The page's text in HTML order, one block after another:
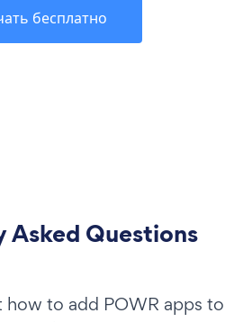
бесплатно
Asked Questions
how to add POWR apps to